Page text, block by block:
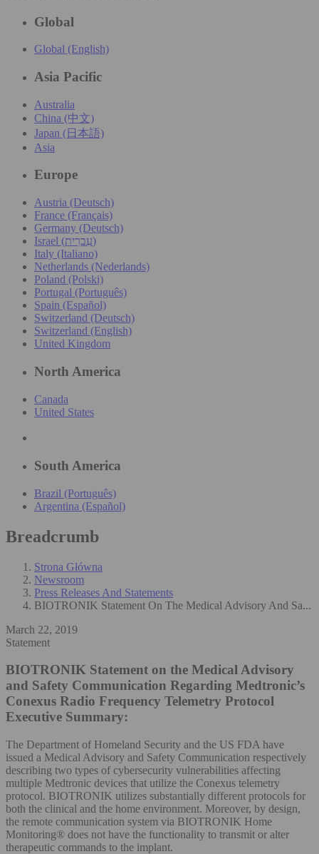
Global
Global (English)
Asia Pacific
Australia
China (中文)
Japan (日本語)
Asia
Europe
Austria (Deutsch)
France (Français)
Germany (Deutsch)
Israel (עִברִית)
Italy (Italiano)
Netherlands (Nederlands)
Poland (Polski)
Portugal (Português)
Spain (Español)
Switzerland (Deutsch)
Switzerland (English)
United Kingdom
North America
Canada
United States
South America
Brazil (Português)
Argentina (Español)
Breadcrumb
Strona Główna
Newsroom
Press Releases And Statements
BIOTRONIK Statement On The Medical Advisory And Sa...
March 22, 2019
Statement
BIOTRONIK Statement on the Medical Advisory
and Safety Communication Regarding Medtronic’s
Conexus Radio Frequency Telemetry Protocol
Executive Summary:
The Department of Homeland Security and the US FDA have
issued a Medical Advisory and Safety Communication respectively
describing two types of cybersecurity vulnerabilities affecting
multiple Medtronic devices that utilize the Conexus telemetry
protocol. BIOTRONIK utilizes substantially different protocols for
both the clinical and the home environment. Moreover, by design,
the remote communication system via BIOTRONIK Home
Monitoring® does not have the functionality to transmit or alter
therapeutic commands to the implant.